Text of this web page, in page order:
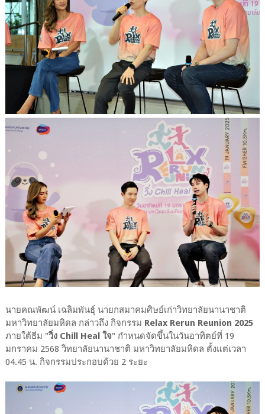
นายคณพัฒน์ เฉลิมพันธุ์ นายกสมาคมศิษย์เก่าวิทยาลัยนานาชาติ
มหาวิทยาลัยมหิดล กล่าวถึง กิจกรรม Relax Rerun Reunion 2025
ภายใต้ธีม "วิ่ง Chill Heal ใจ" กำหนดจัดขึ้นในวันอาทิตย์ที่ 19
มกราคม 2568 วิทยาลัยนานาชาติ มหาวิทยาลัยมหิดล ตั้งแต่เวลา
04.45 น. กิจกรรมประกอบด้วย 2 ระยะ